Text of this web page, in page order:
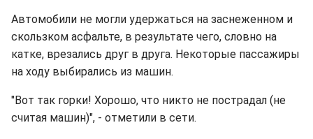
Автомобили не могли удержаться на заснеженном и
скользком асфальте, в результате чего, словно на
катке, врезались друг в друга. Некоторые пассажиры
на ходу выбирались из машин.
"Вот так горки! Хорошо, что никто не пострадал (не
считая машин)", - отметили в сети.